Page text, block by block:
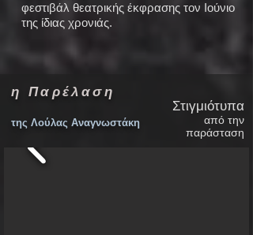
φεστιβάλ θεατρικής έκφρασης τον Ιούνιο
της ίδιας χρονιάς.
Στιγμιότυπα
από την
παράσταση
η Παρέλαση
της Λούλας Αναγνωστάκη